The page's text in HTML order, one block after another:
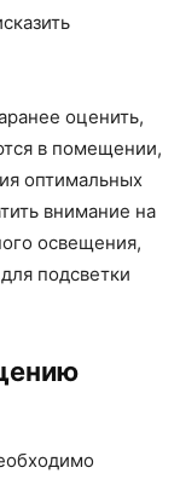
оценить,
в помещении,
оптимальных
внимание на
освещения,
подсветки